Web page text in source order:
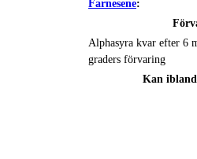
Farnesene:
Alphasyra kvar efter 6
graders förvaring
Kan